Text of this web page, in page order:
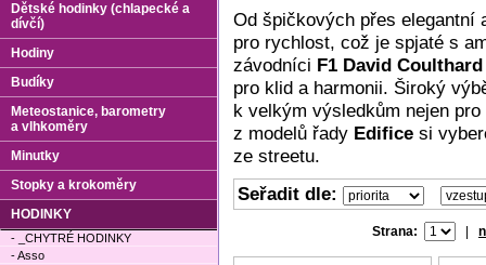
Od špičkových přes elegantní
pro rychlost, což je spjaté s
závodníci F1 David Coulthard
pro klid a harmonii. Široký
k velkým výsledkům nejen pro
z modelů řady Edifice si
ze streetu.
Seřadit dle:
Strana:
Dětské hodinky (chlapecké a
dívčí)
Hodiny
Budíky
Meteostanice, barometry
a vlhkoměry
Minutky
Stopky a krokoměry
HODINKY
- _CHYTRÉ HODINKY
- Asso